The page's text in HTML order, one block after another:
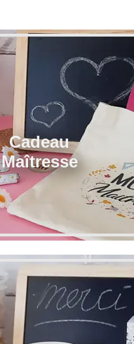
Cadeau
Maîtresse